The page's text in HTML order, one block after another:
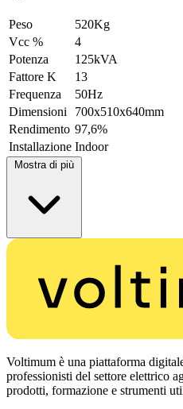
Peso
520Kg
Vcc %
4
Potenza
125kVA
Fattore K
13
Frequenza
50Hz
Dimensioni
700x510x640mm
Rendimento 97,6%
Installazione Indoor
Mostra di più
Voltimum è una piattaforma
professionisti del settore elettrico
prodotti, formazione e strumenti